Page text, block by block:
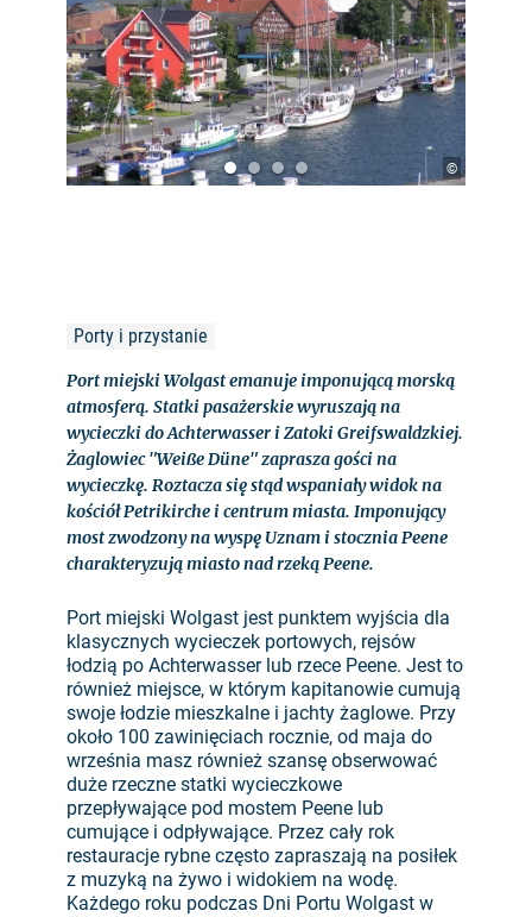
©
Porty i przystanie
Port miejski Wolgast emanuje imponującą morską
atmosferą. Statki pasażerskie wyruszają na
wycieczki do Achterwasser i Zatoki Greifswaldzkiej.
Żaglowiec "Weiße Düne" zaprasza gości na
wycieczkę. Roztacza się stąd wspaniały widok na
kościół Petrikirche i centrum miasta. Imponujący
most zwodzony na wyspę Uznam i stocznia Peene
charakteryzują miasto nad rzeką Peene.
Port miejski Wolgast jest punktem wyjścia dla
klasycznych wycieczek portowych, rejsów
łodzią po Achterwasser lub rzece Peene. Jest to
również miejsce, w którym kapitanowie cumują
swoje łodzie mieszkalne i jachty żaglowe. Przy
około 100 zawinięciach rocznie, od maja do
września masz również szansę obserwować
duże rzeczne statki wycieczkowe
przepływające pod mostem Peene lub
cumujące i odpływające. Przez cały rok
restauracje rybne często zapraszają na posiłek
z muzyką na żywo i widokiem na wodę.
Każdego roku podczas Dni Portu Wolgast w